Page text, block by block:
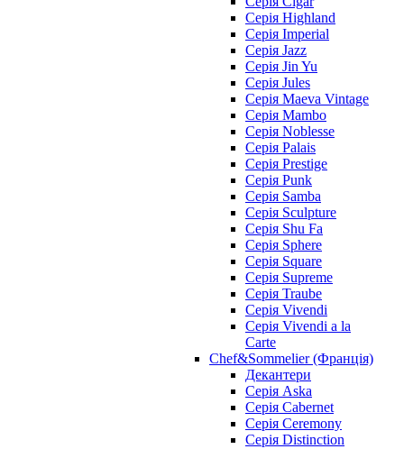
Серія Highland
Серія Imperial
Серія Jazz
Серія Jin Yu
Серія Jules
Серія Maeva Vintage
Серія Mambo
Серія Noblesse
Серія Palais
Серія Prestige
Серія Punk
Серія Samba
Серія Sculpture
Серія Shu Fa
Серія Sphere
Серія Square
Серія Supreme
Серія Traube
Серія Vivendi
Серія Vivendi a la
Carte
Chef&Sommelier (Франція)
Декантери
Серія Aska
Серія Cabernet
Серія Ceremony
Серія Distinction